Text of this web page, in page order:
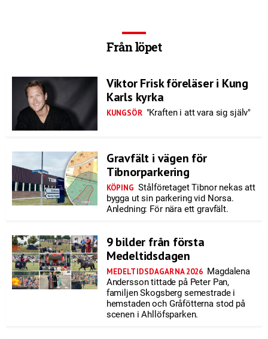
Från löpet
Viktor Frisk föreläser i Kung
Karls kyrka
KUNGSÖR "Kraften i att vara sig själv"
Gravfält i vägen för
Tibnorparkering
KÖPING Stålföretaget Tibnor nekas att
bygga ut sin parkering vid Norsa.
Anledning: För nära ett gravfält.
9 bilder från första
Medeltidsdagen
MEDELTIDSDAGARNA 2026 Magdalena
Andersson tittade på Peter Pan,
familjen Skogsberg semestrade i
hemstaden och Gråfötterna stod på
scenen i Ahllöfsparken.